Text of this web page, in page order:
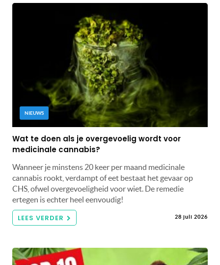
NIEUWS
Wat te doen als je overgevoelig wordt voor
medicinale cannabis?
Wanneer je minstens 20 keer per maand medicinale
cannabis rookt, verdampt of eet bestaat het gevaar op
CHS, ofwel overgevoeligheid voor wiet. De remedie
ertegen is echter heel eenvoudig!
LEES VERDER 28 juli 2026